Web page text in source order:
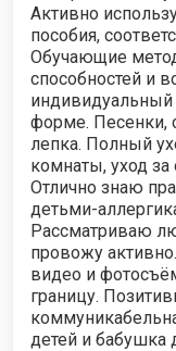
Активно
пособия,
Обучающие
способностей и
индивидуальный
форме. Песенки,
лепка. Полный
комнаты, уход
Отлично знаю
детьми-
Рассматриваю
провожу
видео и
границу.
детей и бабушка